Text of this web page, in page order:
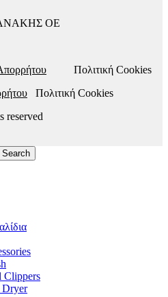
ΟΕ
Πολιτική Cookies
Πολιτική Cookies
reserved
Search
Clippers
Dryer